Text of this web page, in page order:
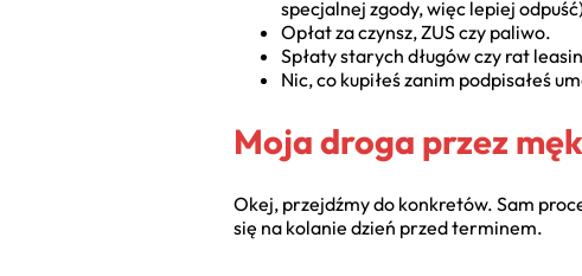
specjalnej zgody, więc lepiej
Opłat za czynsz, ZUS czy paliwo.
Spłaty starych długów czy rat
Nic, co kupiłeś zanim podpisałeś
Moja droga przez
Okej, przejdźmy do konkretów. Sam
się na kolanie dzień przed terminem.